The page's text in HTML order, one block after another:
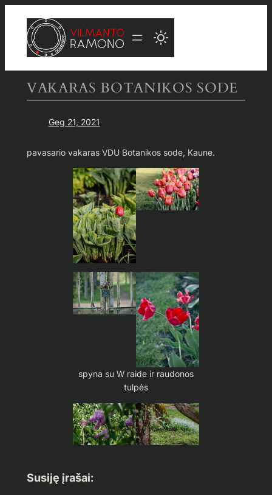
turinio
VAKARAS BOTANIKOS SODE
Geg 21, 2021
pavasario vakaras VDU Botanikos sode, Kaune.
spyna su W raide ir raudonos
tulpės
Susiję įrašai: